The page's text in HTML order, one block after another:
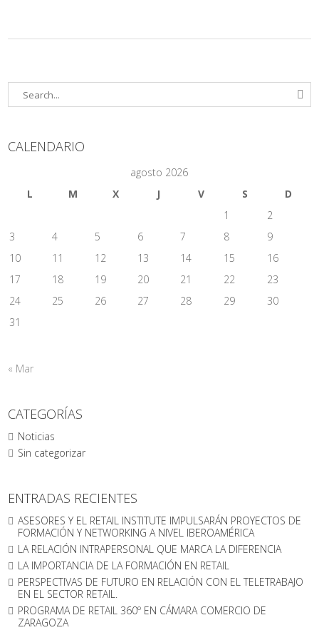
CALENDARIO
agosto 2026
L
M X J V S
D
1
2
3
4 5 6 7 8
9
10
11 12 13 14 15
16
17
18 19 20 21 22
23
24
25 26 27 28 29
30
31
« Mar
CATEGORÍAS
Noticias
Sin categorizar
ENTRADAS RECIENTES
ASESORES Y EL RETAIL INSTITUTE IMPULSARÁN PROYECTOS DE
FORMACIÓN Y NETWORKING A NIVEL IBEROAMÉRICA
LA RELACIÓN INTRAPERSONAL QUE MARCA LA DIFERENCIA
LA IMPORTANCIA DE LA FORMACIÓN EN RETAIL
PERSPECTIVAS DE FUTURO EN RELACIÓN CON EL TELETRABAJO
EN EL SECTOR RETAIL.
PROGRAMA DE RETAIL 360º EN CÁMARA COMERCIO DE
ZARAGOZA